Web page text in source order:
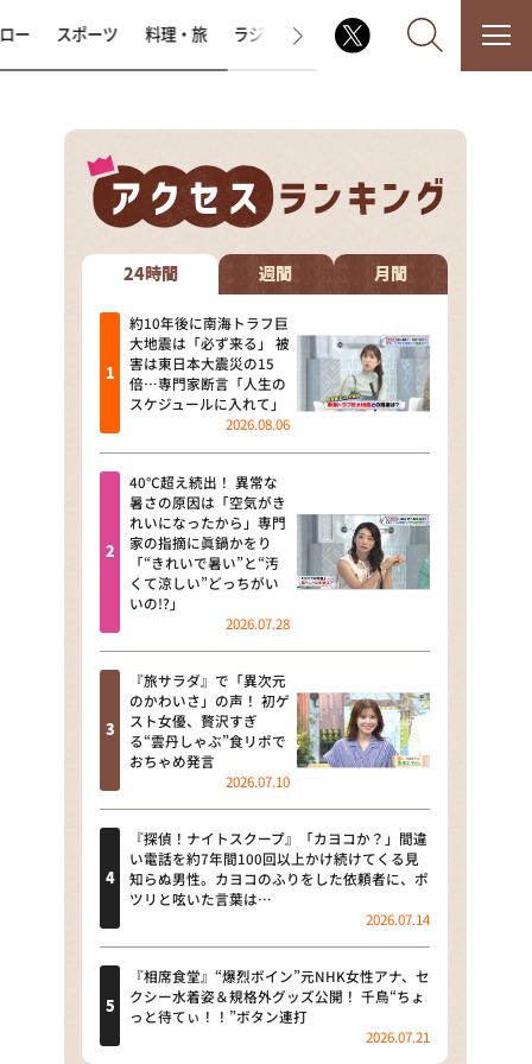
なるみ・岡村の過ぎるTV
相席食堂
これ余談なんですけど・・・
～人生密着トークバラエティ！
～ やすとものいたって真剣です
探偵！ナイトスクープ
news おかえり
河合＆A.B.C-Z塚田×福井アナ
「なんでやねん！？」（news お
かえり）
DAIGOも台所 ～きょうの献立 何
にする？～
本日はダイアンなり！シーズン２
朝だ！生です旅サラダ
教えて！ニュースライブ 正義の
ミカタ
ＬＩＦＥ～夢のカタチ～
新婚さんいらっしゃい！
ポツンと一軒家
ザキ山小屋本館
ー スポーツ 料理・旅 ラジオ番組 その他
24時間 週間 月間
約10年後に南海トラフ巨
大地震は「必ず来る」 被
害は東日本大震災の15
倍…専門家断言「人生の
スケジュールに入れて」
2026.08.06
40℃超え続出！ 異常な
暑さの原因は「空気がき
れいになったから」専門
家の指摘に眞鍋かをり
「“きれいで暑い”と“汚
くて涼しい”どっちがい
いの!?」
2026.07.28
『旅サラダ』で「異次元
のかわいさ」の声！ 初ゲ
スト女優、贅沢すぎ
る“雲丹しゃぶ”食リポで
おちゃめ発言
2026.07.10
『探偵！ナイトスクープ』「カヨコか？」間違
い電話を約7年間100回以上かけ続けてくる見
知らぬ男性。カヨコのふりをした依頼者に、ポ
ツリと呟いた言葉は…
2026.07.14
『相席食堂』“爆烈ボイン”元NHK女性アナ、セ
クシー水着姿＆規格外グッズ公開！ 千鳥“ちょ
っと待てぃ！！”ボタン連打
2026.07.21